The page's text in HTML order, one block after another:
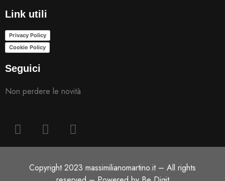
Link utili
Privacy Policy
Cookie Policy
Seguici
Non perdere le novità
Copyright 2023 massimilianomartino.it – All rights